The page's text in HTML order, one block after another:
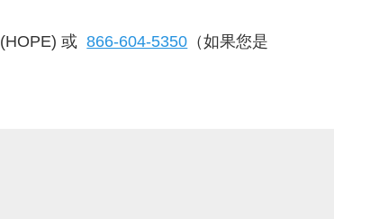
(HOPE) 或866-604-5350 （如果您是